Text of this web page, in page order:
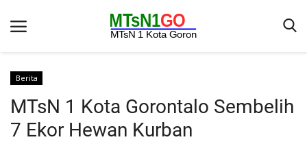
Beranda
Berita
Berita
MTsN 1 Kota Gorontalo Sembelih
7 Ekor Hewan Kurban